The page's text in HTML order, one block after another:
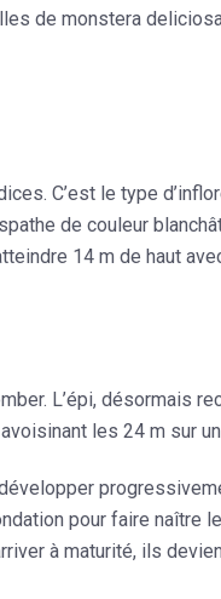
de monstera
C’est le type
de couleur
14 m de haut
L’épi, désormais
les 24 m sur
pour faire naître
à maturité, ils